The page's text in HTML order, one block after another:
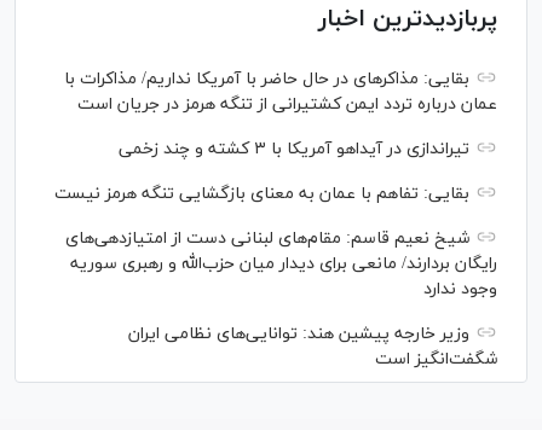
پربازدیدترین اخبار
بقایی: مذاکره‎ای در حال حاضر با آمریکا نداریم/ مذاکرات با
عمان درباره تردد ایمن کشتیرانی از تنگه هرمز در جریان است
تیراندازی در آیداهو آمریکا با ۳ کشته و چند زخمی
بقایی: تفاهم با عمان به معنای بازگشایی تنگه هرمز نیست
شیخ نعیم قاسم: مقام‌های لبنانی دست از امتیازدهی‌های
رایگان بردارند/ مانعی برای دیدار میان حزب‌الله و رهبری سوریه
وجود ندارد
وزیر خارجه پیشین هند: توانایی‌های نظامی ایران
شگفت‌انگیز است